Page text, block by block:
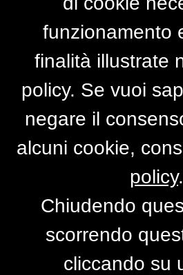
Per accedere alla
funzionamento
finalità illustrate
policy. Se vuoi
negare il
alcuni cookie,
policy.
Chiudendo
scorrendo
cliccando su